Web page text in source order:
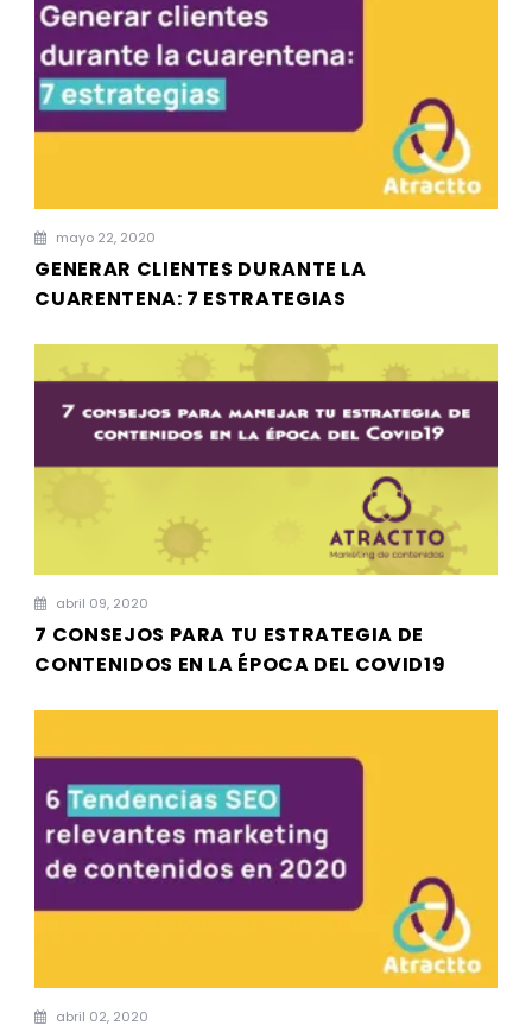
mayo 22, 2020
GENERAR CLIENTES DURANTE LA
CUARENTENA: 7 ESTRATEGIAS
abril 09, 2020
7 CONSEJOS PARA TU ESTRATEGIA DE
CONTENIDOS EN LA ÉPOCA DEL COVID19
abril 02, 2020